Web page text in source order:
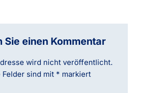
Sie einen Kommentar
wird nicht veröffentlicht.
sind mit * markiert